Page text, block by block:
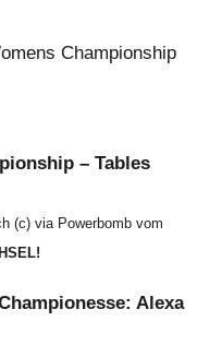
Championship
– Tables
(c) via Powerbomb vom
Alexa